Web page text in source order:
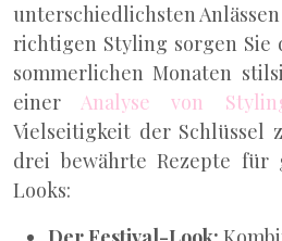
unterschiedlichsten
richtigen Styling sorgen Sie
sommerlichen Monaten
einerAnalyse von
Vielseitigkeit der Schlüssel
drei bewährte Rezepte für
Looks: